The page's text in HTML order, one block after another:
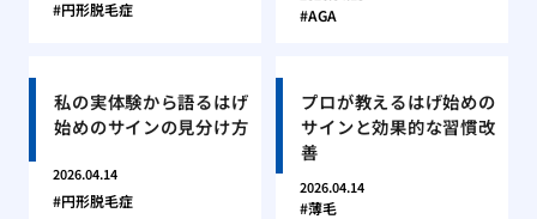
円形脱毛症 AGA
私の実体験から語るはげ
始めのサインの見分け方
2026.04.14
円形脱毛症
プロが教えるはげ始めの
サインと効果的な習慣改
善
2026.04.14
薄毛